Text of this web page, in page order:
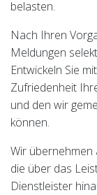
belasten.
Nach Ihren
Meldungen
Entwickeln Sie
Zufriedenheit
und den wir
können.
Wir übernehmen
die über das
Dienstleister